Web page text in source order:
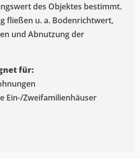
des Objektes bestimmt.
fließen u. a. Bodenrichtwert,
und Abnutzung der
für:
Ein-/Zweifamilienhäuser